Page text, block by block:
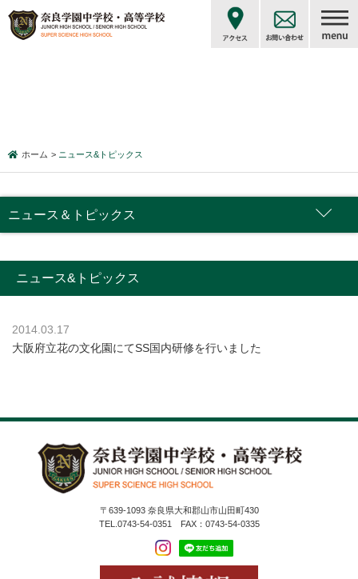
ホーム ニュース&トピックス
ニュース＆トピックス
ニュース&トピックス
2014.03.17
大阪府立花の文化園にてSS国内研修を行いました
〒639-1093 奈良県大和郡山市山田町430
TEL.0743-54-0351 FAX：0743-54-0335